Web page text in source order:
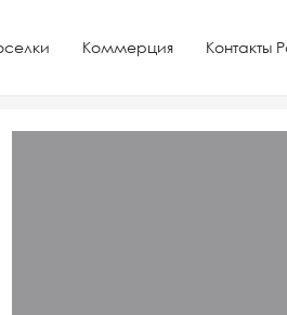
Коммерция Контакты